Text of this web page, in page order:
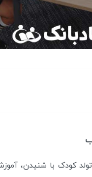
کودک با شنیدن،